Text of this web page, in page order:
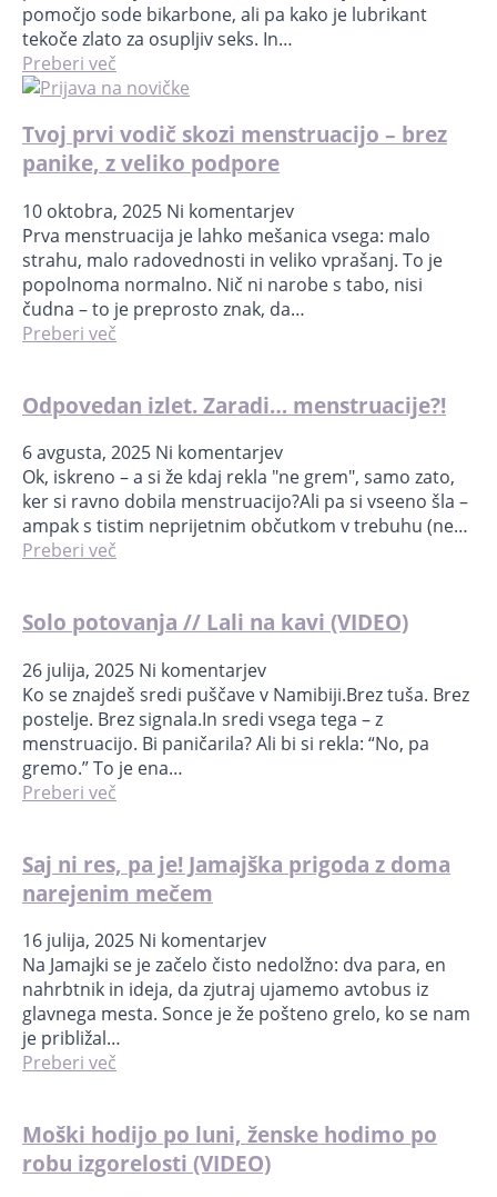
pomočjo sode bikarbone, ali pa kako je lubrikant
tekoče zlato za osupljiv seks. In…
Preberi več
Tvoj prvi vodič skozi menstruacijo – brez
panike, z veliko podpore
10 oktobra, 2025 Ni komentarjev
Prva menstruacija je lahko mešanica vsega: malo
strahu, malo radovednosti in veliko vprašanj. To je
popolnoma normalno. Nič ni narobe s tabo, nisi
čudna – to je preprosto znak, da…
Preberi več
Odpovedan izlet. Zaradi… menstruacije?!
6 avgusta, 2025 Ni komentarjev
Ok, iskreno – a si že kdaj rekla "ne grem", samo zato,
ker si ravno dobila menstruacijo?Ali pa si vseeno šla –
ampak s tistim neprijetnim občutkom v trebuhu (ne…
Preberi več
Solo potovanja // Lali na kavi (VIDEO)
26 julija, 2025 Ni komentarjev
Ko se znajdeš sredi puščave v Namibiji.Brez tuša. Brez
postelje. Brez signala.In sredi vsega tega – z
menstruacijo. Bi paničarila? Ali bi si rekla: “No, pa
gremo.” To je ena…
Preberi več
Saj ni res, pa je! Jamajška prigoda z doma
narejenim mečem
16 julija, 2025 Ni komentarjev
Na Jamajki se je začelo čisto nedolžno: dva para, en
nahrbtnik in ideja, da zjutraj ujamemo avtobus iz
glavnega mesta. Sonce je že pošteno grelo, ko se nam
je približal…
Preberi več
Moški hodijo po luni, ženske hodimo po
robu izgorelosti (VIDEO)